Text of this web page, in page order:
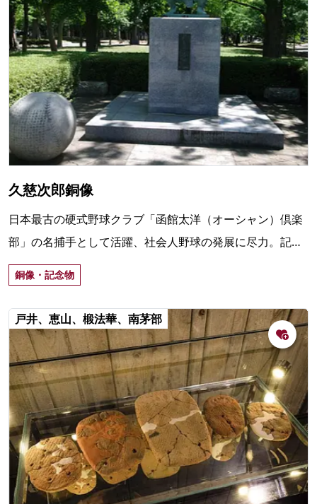
久慈次郎銅像
日本最古の硬式野球クラブ「函館太洋（オーシャン）倶楽
部」の名捕手として活躍、社会人野球の発展に尽力。記念
碑は39回忌の1977（昭和52年）、ゆかりの球場内に建立。
銅像・記念物
戸井、恵山、椴法華、南茅部